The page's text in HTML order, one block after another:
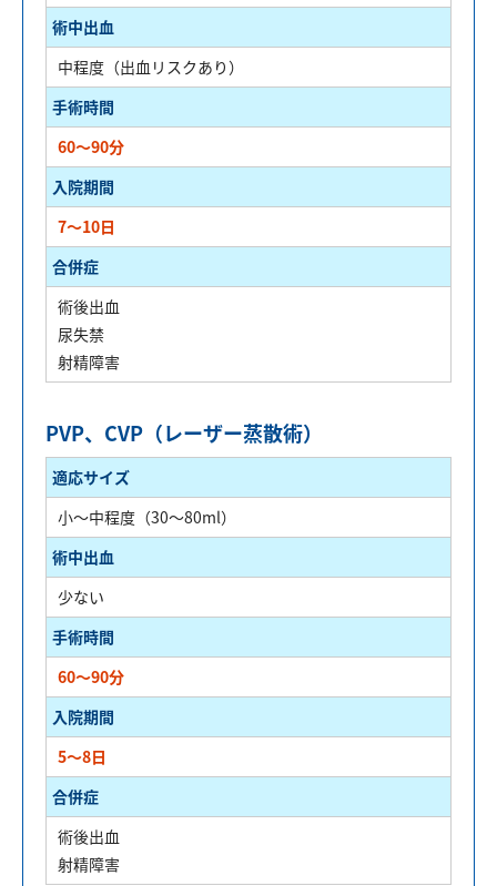
術中出血
中程度（出血リスクあり）
手術時間
60～90分
入院期間
7～10日
合併症
術後出血
尿失禁
射精障害
PVP、CVP（レーザー蒸散術）
適応サイズ
小～中程度（30～80ml）
術中出血
少ない
手術時間
60～90分
入院期間
5～8日
合併症
術後出血
射精障害